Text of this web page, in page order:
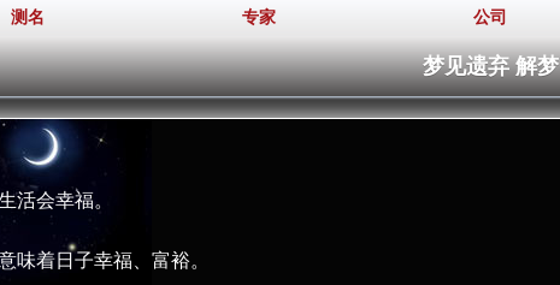
测名 专家 公司
梦见遗弃 解梦
活会幸福。
着日子幸福、富裕。